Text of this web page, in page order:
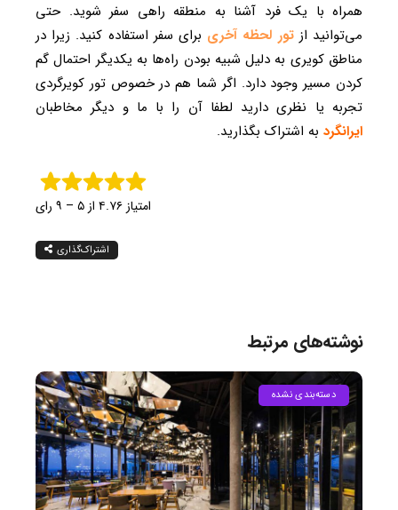
همراه با یک فرد آشنا به منطقه راهی سفر شوید. حتی
می‌توانید ازتور لحظه آخری برای سفر استفاده کنید. زیرا در
مناطق کویری به دلیل شبیه بودن راه‌ها به یکدیگر احتمال گم
کردن مسیر وجود دارد. اگر شما هم در خصوص تور کویرگردی
تجربه یا نظری دارید لطفا آن را با ما و دیگر مخاطبان
ایرانگرد به اشتراک بگذارید.
امتیاز ۴.۷۶ از ۵ – ۹ رای
اشتراک‌گذاری
نوشته‌های مرتبط
دسته‌بندی نشده